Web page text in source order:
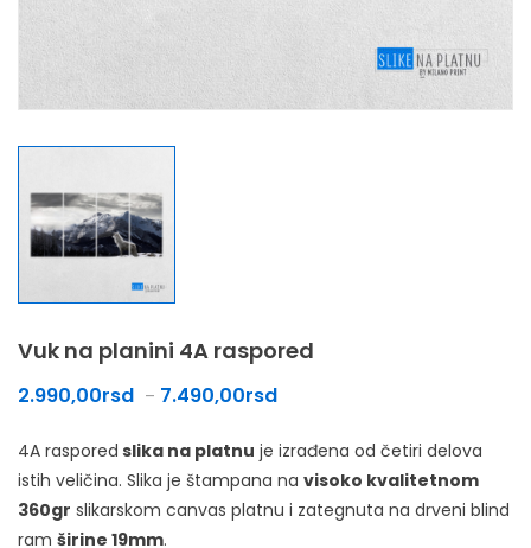
Vuk na planini 4A raspored
2.990,00rsd – 7.490,00rsd
4A raspored slika na platnu je izrađena od četiri delova
istih veličina. Slika je štampana na visoko kvalitetnom
360gr slikarskom canvas platnu i zategnuta na drveni blind
ram širine 19mm.